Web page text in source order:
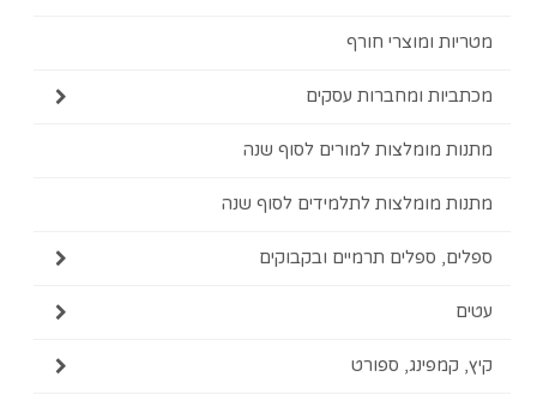
מטריות ומוצרי חורף
מכתביות ומחברות עסקים
מתנות מומלצות למורים לסוף שנה
מתנות מומלצות לתלמידים לסוף שנה
ספלים, ספלים תרמיים ובקבוקים
עטים
קיץ, קמפינג, ספורט